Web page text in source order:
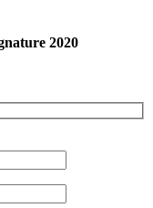
2020